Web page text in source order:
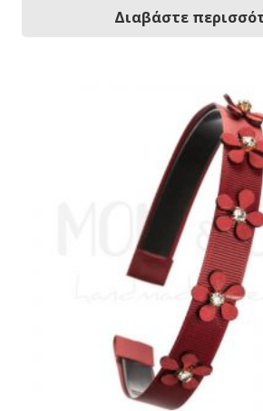
Διαβάστε